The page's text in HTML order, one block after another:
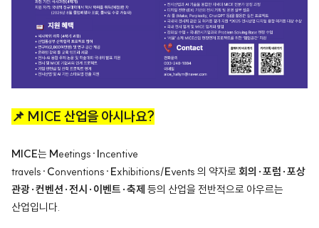
📌 MICE 산업을 아시나요?
MICE는 Meetings· Incentive
travels· Conventions· Exhibitions/Events 의 약자로 회의·포럼·포상
관광·컨벤션·전시·이벤트·축제 등의 산업을 전반적으로 아우르는
산업입니다.